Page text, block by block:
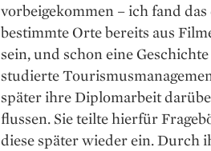
vorbeigekommen – ich fand
bestimmte Orte bereits aus
sein, und schon eine
studierte
später ihre Diplomarbeit
flussen. Sie teilte hierfür
diese später wieder ein. Durch